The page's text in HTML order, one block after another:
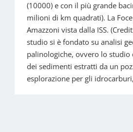
(10000) e con il più grande
milioni di km quadrati). La
Amazzoni vista dalla ISS.
studio si è fondato su analisi
palinologiche, ovvero lo studio
dei sedimenti estratti da un
esplorazione per gli